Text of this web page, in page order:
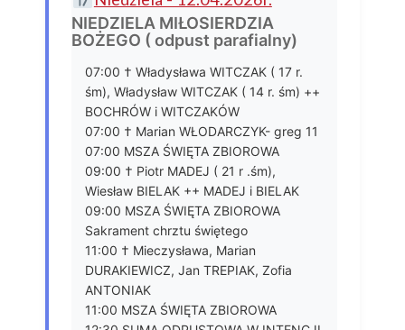
NIEDZIELA MIŁOSIERDZIA
BOŻEGO ( odpust parafialny)
07:00 † Władysława WITCZAK ( 17 r.
śm), Władysław WITCZAK ( 14 r. śm) ++
BOCHRÓW i WITCZAKÓW
07:00 † Marian WŁODARCZYK- greg 11
07:00 MSZA ŚWIĘTA ZBIOROWA
09:00 † Piotr MADEJ ( 21 r .śm),
Wiesław BIELAK ++ MADEJ i BIELAK
09:00 MSZA ŚWIĘTA ZBIOROWA
Sakrament chrztu świętego
11:00 † Mieczysława, Marian
DURAKIEWICZ, Jan TREPIAK, Zofia
ANTONIAK
11:00 MSZA ŚWIĘTA ZBIOROWA